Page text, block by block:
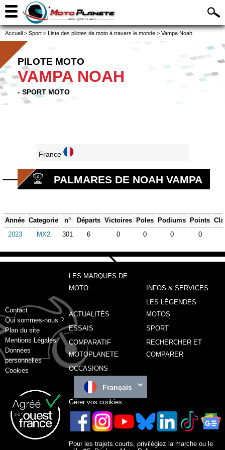
Accueil > Sport > Liste des pilotes de moto à travers le monde > Vampa Noah
PILOTE MOTO
VAMPA NOAH
- SPORT MOTO
France
PALMARES DE NOAH VAMPA
Année Categorie n° Départs Victoires Poles Podiums Points
2023
MX2 301 6 0 0 0 0
Contact
Qui sommes-nous ?
Plan du site
Mentions Légales
Données
personnelles
Cookies
LES MARQUES DE
MOTO
INFOS & SERVICES
ACTUALITÉS
LES LÉGENDES
MOTOS
ESSAIS
SPORT
COMPARATIF
MOTOPLANETE
RECHERCHER ET
COMPARER
OCCASIONS
Français
Gérer vos cookies
Pour les trajets courts, privilégiez la marche ou le